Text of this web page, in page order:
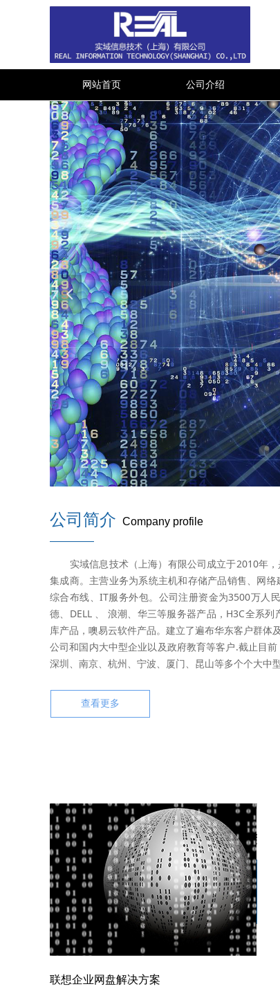
网站首页 公司介绍
넳
公司简介 Company profile
————
实域信息技术（上海）有限公司成立于2010年，
集成商。主营业务为系统主机和存储产品销售、网
综合布线、IT服务外包。公司注册资金为3500万人
德、DELL 、 浪潮、华三等服务器产品，H3C全系
库产品，噢易云软件产品。建立了遍布华东客户群体
公司和国内大中型企业以及政府教育等客户.截止目
深圳、南京、杭州、宁波、厦门、昆山等多个个大中
查看更多
联想企业网盘解决方案